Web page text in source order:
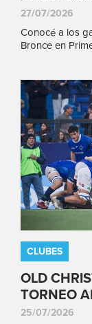
27/07/2026
Conocé a los
Bronce en
CLUBES
OLD
TORNEO
25/07/2026